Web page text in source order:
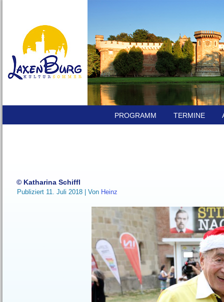
PROGRAMM TERMINE
© Katharina Schiffl
Publiziert 11. Juli 2018 Von Heinz